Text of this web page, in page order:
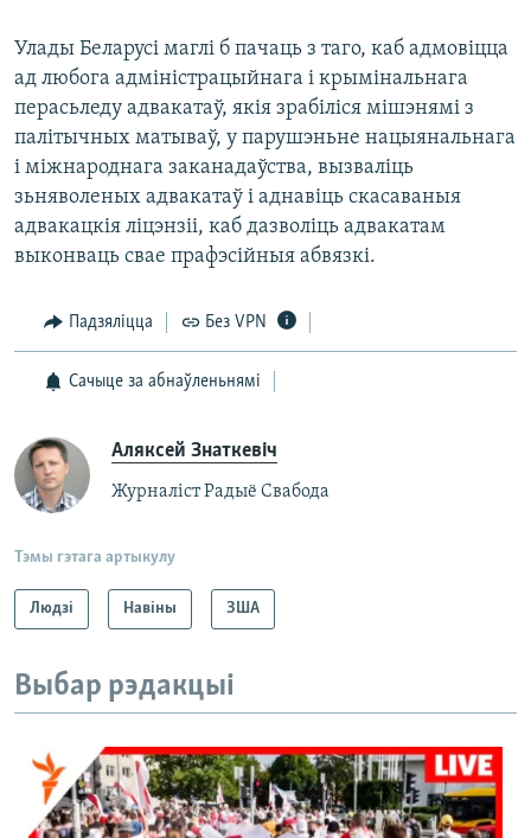
Улады Беларусі маглі б пачаць з таго, каб адмовіцца
ад любога адміністрацыйнага і крымінальнага
перасьледу адвакатаў, якія зрабіліся мішэнямі з
палітычных матываў, у парушэньне нацыянальнага
і міжнароднага заканадаўства, вызваліць
зьняволеных адвакатаў і аднавіць скасаваныя
адвакацкія ліцэнзіі, каб дазволіць адвакатам
выконваць свае прафэсійныя абвязкі.
Падзяліцца Без VPN
Сачыце за абнаўленьнямі
Аляксей Знаткевіч
Журналіст Радыё Свабода
Тэмы гэтага артыкулу
Людзі Навіны ЗША
Выбар рэдакцыі